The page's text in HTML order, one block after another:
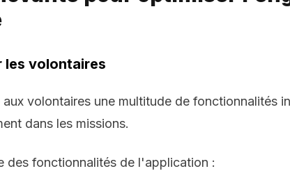
les volontaires
volontaires une multitude de fonctionnalités
dans les missions.
des fonctionnalités de l'application :